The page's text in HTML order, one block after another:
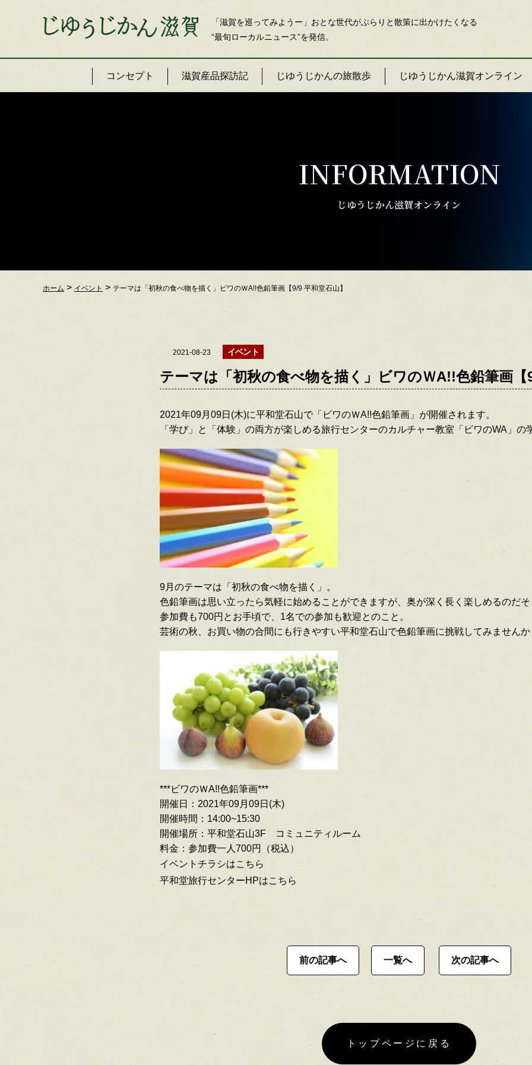
「滋賀を巡ってみようー」おとな世代がぶらりと散策に出かけたくなる
“最旬ローカルニュース”を発信。
コンセプト 滋賀産品探訪記 じゆうじかんの旅散歩 じゆうじかん滋賀オンライン
INFORMATION
じゆうじかん滋賀オンライン
ホーム > イベント > テーマは「初秋の食べ物を描く」ビワのＷA!!色鉛筆画【9/9 平和堂石山】
2021-08-23 イベント
テーマは「初秋の食べ物を描く」ビワのＷA!!色鉛筆画【
2021年09月09日(木)に平和堂石山で「ビワのＷA!!色鉛筆画」が開催されます。
「学び」と「体験」の両方が楽しめる旅行センターのカルチャー教室「ビワのWA」の
9月のテーマは「初秋の食べ物を描く」。
色鉛筆画は思い立ったら気軽に始めることができますが、奥が深く長く楽しめるのだ
参加費も700円とお手頃で、1名での参加も歓迎とのこと。
芸術の秋、お買い物の合間にも行きやすい平和堂石山で色鉛筆画に挑戦してみませんか
***ビワのＷA!!色鉛筆画***
開催日：2021年09月09日(木)
開催時間：14:00~15:30
開催場所：平和堂石山3F コミュニティルーム
料金：参加費一人700円（税込）
イベントチラシはこちら
平和堂旅行センターHPはこちら
前の記事へ 一覧へ 次の記事へ
トップページに戻る